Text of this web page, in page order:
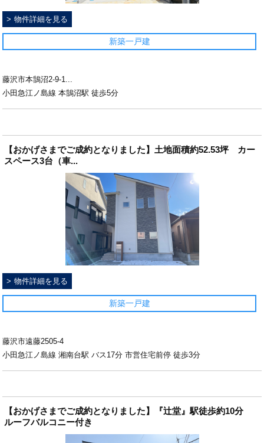
物件詳細を見る
新築一戸建
藤沢市本鵠沼2-9-1...
小田急江ノ島線 本鵠沼駅 徒歩5分
【おかげさまでご成約となりました】土地面積約52.53坪 カー
スペース3台（車...
物件詳細を見る
新築一戸建
藤沢市遠藤2505-4
小田急江ノ島線 湘南台駅 バス17分 市営住宅前停 徒歩3分
【おかげさまでご成約となりました】『辻堂』駅徒歩約10分
ルーフバルコニー付き